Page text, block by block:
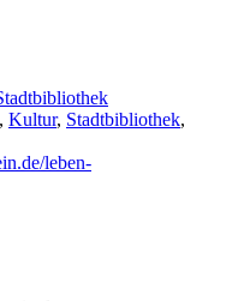
, Kultur, Stadtbibliothek,
leben-